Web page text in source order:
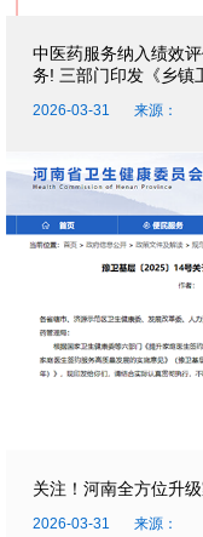
中医药服务纳入绩效
务! 三部门印发《乡镇
2026-03-31 来源：
关注！河南全方位升
2026-03-31 来源：